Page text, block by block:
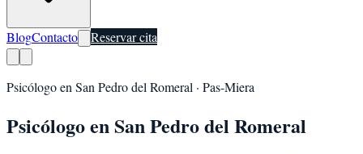
BlogContacto Reservar cita
Psicólogo en San Pedro del Romeral · Pas-Miera
Psicólogo enSan Pedro del Romeral